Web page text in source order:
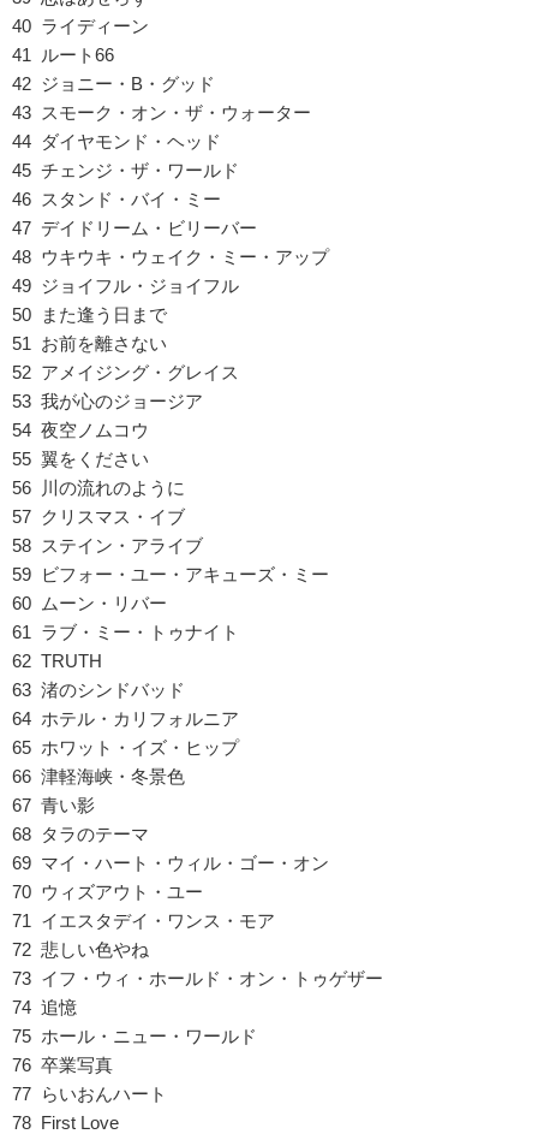
40 ライディーン
41 ルート66
42 ジョニー・B・グッド
43 スモーク・オン・ザ・ウォーター
44 ダイヤモンド・ヘッド
45 チェンジ・ザ・ワールド
46 スタンド・バイ・ミー
47 デイドリーム・ビリーバー
48 ウキウキ・ウェイク・ミー・アップ
49 ジョイフル・ジョイフル
50 また逢う日まで
51 お前を離さない
52 アメイジング・グレイス
53 我が心のジョージア
54 夜空ノムコウ
55 翼をください
56 川の流れのように
57 クリスマス・イブ
58 ステイン・アライブ
59 ビフォー・ユー・アキューズ・ミー
60 ムーン・リバー
61 ラブ・ミー・トゥナイト
62 TRUTH
63 渚のシンドバッド
64 ホテル・カリフォルニア
65 ホワット・イズ・ヒップ
66 津軽海峡・冬景色
67 青い影
68 タラのテーマ
69 マイ・ハート・ウィル・ゴー・オン
70 ウィズアウト・ユー
71 イエスタデイ・ワンス・モア
72 悲しい色やね
73 イフ・ウィ・ホールド・オン・トゥゲザー
74 追憶
75 ホール・ニュー・ワールド
76 卒業写真
77 らいおんハート
78 First Love